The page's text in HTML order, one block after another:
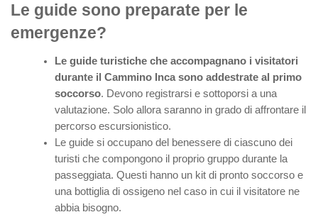
Le guide sono preparate per le
emergenze?
Le guide turistiche che accompagnano i visitatori
durante il Cammino Inca sono addestrate al primo
soccorso. Devono registrarsi e sottoporsi a una
valutazione. Solo allora saranno in grado di affrontare il
percorso escursionistico.
Le guide si occupano del benessere di ciascuno dei
turisti che compongono il proprio gruppo durante la
passeggiata. Questi hanno un kit di pronto soccorso e
una bottiglia di ossigeno nel caso in cui il visitatore ne
abbia bisogno.